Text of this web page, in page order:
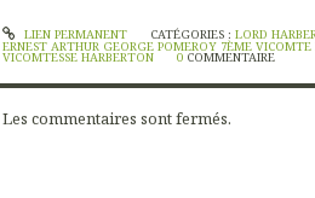
LIEN PERMANENT CATÉGORIES : LORD
ERNEST ARTHUR GEORGE POMEROY 7ÈME VICOMTE
VICOMTESSE HARBERTON 0 COMMENTAIRE
Les commentaires sont fermés.